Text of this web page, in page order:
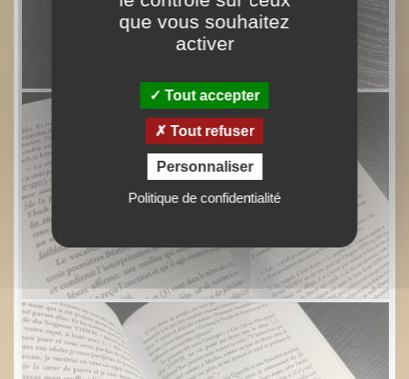
que vous souhaitez
activer
Tout accepter
Tout refuser
Personnaliser
Politique de confidentialité